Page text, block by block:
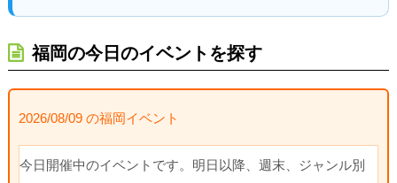
福岡の今日のイベントを探す
2026/08/09 の福岡イベント
今日開催中のイベントです。明日以降、週末、ジャンル別